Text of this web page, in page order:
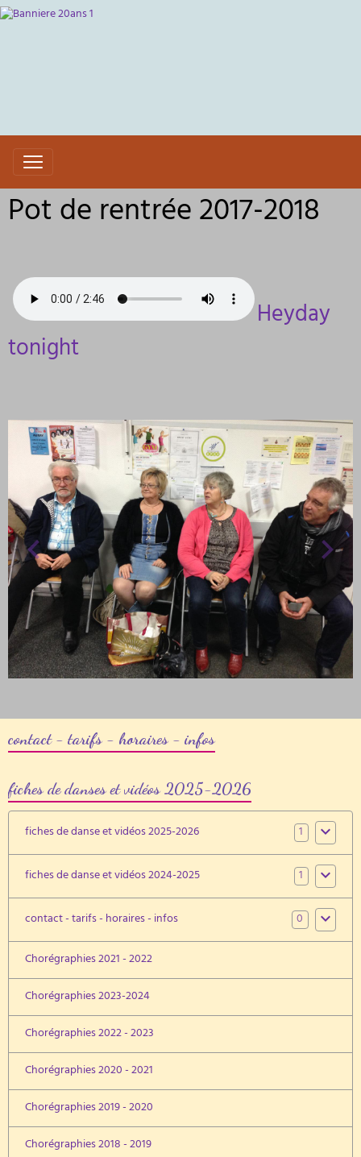
Pot de rentrée 2017-2018
Heyday
tonight
contact - tarifs - horaires - infos
fiches de danses et vidéos 2025-2026
fiches de danse et vidéos 2025-2026 1
fiches de danse et vidéos 2024-2025 1
contact - tarifs - horaires - infos
0
Chorégraphies 2021 - 2022
Chorégraphies 2023-2024
Chorégraphies 2022 - 2023
Chorégraphies 2020 - 2021
Chorégraphies 2019 - 2020
Chorégraphies 2018 - 2019